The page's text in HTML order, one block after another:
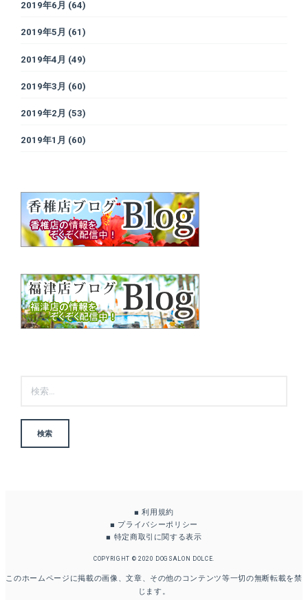
2019年6月 (64)
2019年5月 (61)
2019年4月 (49)
2019年3月 (60)
2019年2月 (53)
2019年1月 (60)
■利用規約
■ プライバシーポリシー
■ 特定商取引に関する表示
COPYRIGHT © 2020 DOGSALON DOLCE.
このホームページに掲載の画像、文章、その他のコンテンツ等一切の無断転載を禁
じます。